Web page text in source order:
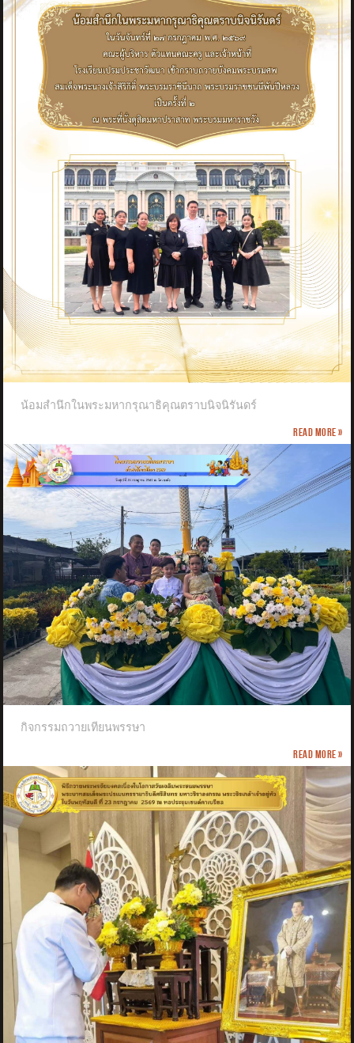
น้อมสำนึกในพระมหากรุณาธิคุณตราบนิจนิรันดร์
Read more »
กิจกรรมถวายเทียนพรรษา
Read more »